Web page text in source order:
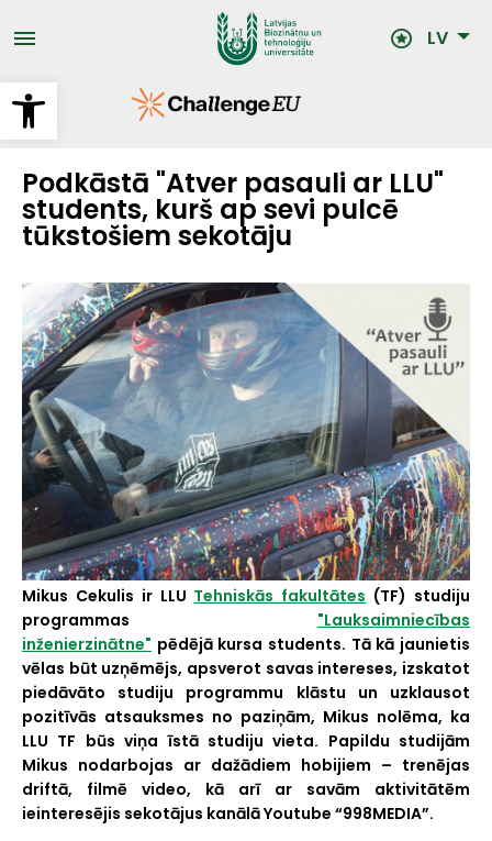
Open toolbar
uz
galveno LV
Podkāstā "Atver pasauli ar LLU"
students, kurš ap sevi pulcē
tūkstošiem sekotāju
Mikus Cekulis ir LLU Tehniskās fakultātes (TF) studiju
programmas "Lauksaimniecības
inženierzinātne" pēdējā kursa students. Tā kā jaunietis
vēlas būt uzņēmējs, apsverot savas intereses, izskatot
piedāvāto studiju programmu klāstu un uzklausot
pozitīvās atsauksmes no paziņām, Mikus nolēma, ka
LLU TF būs viņa īstā studiju vieta. Papildu studijām
Mikus nodarbojas ar dažādiem hobijiem – trenējas
driftā, filmē video, kā arī ar savām aktivitātēm
ieinteresējis sekotājus kanālā Youtube “998MEDIA”.